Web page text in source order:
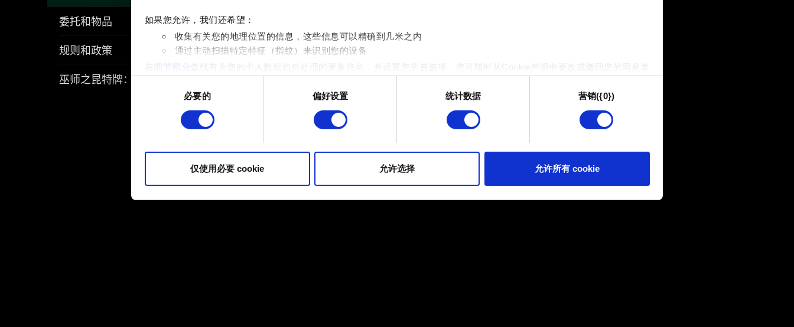
如果您允许，我们还希望：
收集有关您的地理位置的信息，这些信息可以精确到几米之内
通过主动扫描特定特征（指纹）来识别您的设备
在
细节部分
查找有关您的个人数据如何处理的更多信息，并设置您的首选项。您可随时从Cookie声明中更改或撤回您的同意事
部分需要使用 Cookies 的是为了让网站功能可用，而另一部分是非强制性的，可以为我们提供技术和内容相关的反馈，以便
网站将更好地服务于您。例如帮助我们在社交媒体上发现您，提供一些您可能会感兴趣的东西，我们偶尔也可能与我们的合作
您可以在下面的"设置"菜单中找到有关我们使用 Cookie 的所有详细信息，并调整您对 Cookie 的偏好。一旦您了解了其中的
必要的 偏好设置 统计数据 营销({0})
仅使用必要 cookie 允许选择 允许所有 cookie
委托和物品
规则和政策
巫师之昆特牌：流浪法师